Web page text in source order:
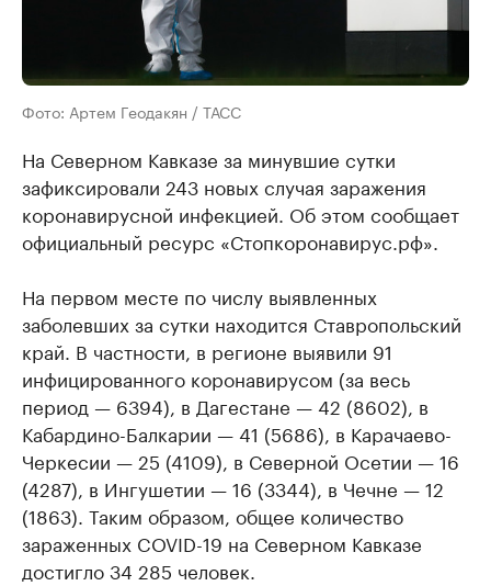
Фото: Артем Геодакян / ТАСС
На Северном Кавказе за минувшие сутки
зафиксировали 243 новых случая заражения
коронавирусной инфекцией. Об этом сообщает
официальный ресурс «Стопкоронавирус.рф».
На первом месте по числу выявленных
заболевших за сутки находится Ставропольский
край. В частности, в регионе выявили 91
инфицированного коронавирусом (за весь
период — 6394), в Дагестане — 42 (8602), в
Кабардино-Балкарии — 41 (5686), в Карачаево-
Черкесии — 25 (4109), в Северной Осетии — 16
(4287), в Ингушетии — 16 (3344), в Чечне — 12
(1863). Таким образом, общее количество
зараженных COVID-19 на Северном Кавказе
достигло 34 285 человек.